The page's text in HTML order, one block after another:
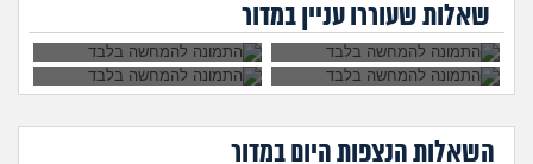
אקסית מתנהגת מוזר?
(אנונימי,
בן 33)
3
עצות
בחיים לא הייתי בזוגיות ואני לא
יודע איך. איך נכנסים לזוגיות
7
לתת לה זמן ולהשאיר המצב
שאלות שעוררו עניין במדור
הרימה עליי ידיים?
השאלות הנצפות היוםבמדור